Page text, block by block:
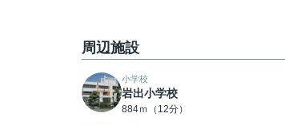
周辺施設
小学校
岩出小学校
884ｍ（12分）